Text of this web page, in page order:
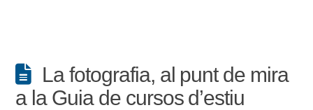
La fotografia, al punt de mira
a la Guia de cursos d’estiu